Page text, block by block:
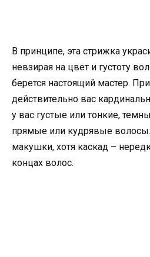
В принципе, эта стрижка
невзирая на цвет и густоту
берется настоящий мастер.
действительно вас
у вас густые или тонкие,
прямые или кудрявые
макушки, хотя каскад –
концах волос.